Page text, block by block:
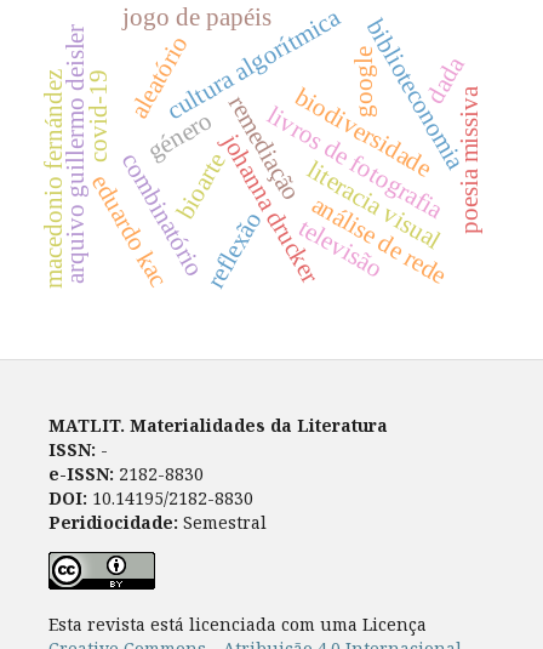
biodiversidade
bioarte
combinatórioremediação
google
cultura algorítmica
livros de fotografia
literacia visual
biblioteconomia
johanna drucker
eduardo kac
aleatório
análise de rede
reflexão
jogo de papéis
género poesia missiva
arquivo guillermo deisler dada
covid-19
macedonio fernández televisão
MATLIT. Materialidades da Literatura
ISSN: -
e-ISSN: 2182-8830
DOI: 10.14195/2182-8830
Peridiocidade: Semestral
Esta revista está licenciada com uma Licença